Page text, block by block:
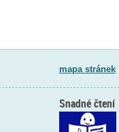
mapa stránek|
Snadné čtení